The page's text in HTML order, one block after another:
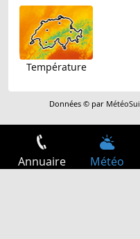
Température
Données © par
Annuaire Météo